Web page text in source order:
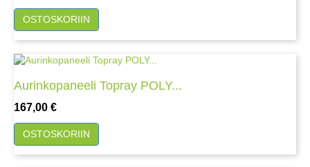
OSTOSKORIIN
Aurinkopaneeli Topray POLY...
Hinta
167,00 €
OSTOSKORIIN